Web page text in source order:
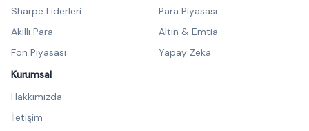
Sharpe Liderleri
Akıllı Para
Fon Piyasası
Para Piyasası
Altın & Emtia
Yapay Zeka
Kurumsal
Hakkımızda
İletişim